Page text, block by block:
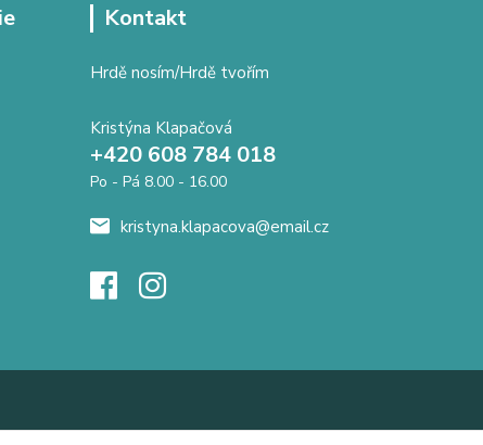
Kontakt
Hrdě nosím/Hrdě tvořím
Kristýna Klapačová
+420 608 784 018
Po - Pá 8.00 - 16.00
kristyna.klapacova@email.cz